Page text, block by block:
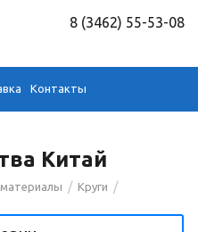
8 (3462) 55-53-08
Контакты
Китай
/ Круги /